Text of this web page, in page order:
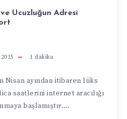
Ucuzluğun Adresi
1 dakika
Nisan ayından itibaren lüks
saatlerini internet aracılığı
başlamıştır….